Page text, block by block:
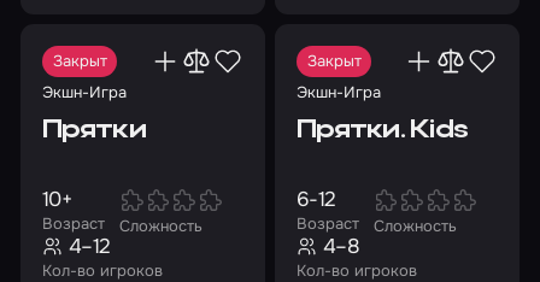
Закрыт
Экшн-Игра
Прятки
Возраст
10+
Сложность
Кол-во игроков
4–12
Закрыт
Экшн-Игра
Прятки. Kids
Возраст
6-12
Сложность
Кол-во игроков
4–8